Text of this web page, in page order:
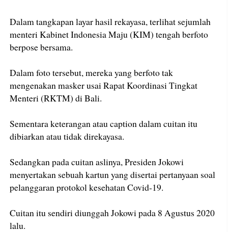
Dalam tangkapan layar hasil rekayasa, terlihat sejumlah
menteri Kabinet Indonesia Maju (KIM) tengah berfoto
berpose bersama.
Dalam foto tersebut, mereka yang berfoto tak
mengenakan masker usai Rapat Koordinasi Tingkat
Menteri (RKTM) di Bali.
Sementara keterangan atau caption dalam cuitan itu
dibiarkan atau tidak direkayasa.
Sedangkan pada cuitan aslinya, Presiden Jokowi
menyertakan sebuah kartun yang disertai pertanyaan soal
pelanggaran protokol kesehatan Covid-19.
Cuitan itu sendiri diunggah Jokowi pada 8 Agustus 2020
lalu.